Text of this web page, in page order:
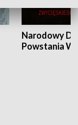
Narodowy
Powstania